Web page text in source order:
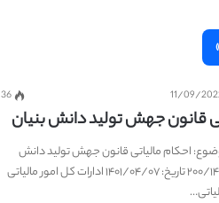
11/09/
36
قانون جهش تولید دانش بنیان
احکام مالیاتی قانون جهش تولید دانش
بنیان شماره: ۲۰۰/۱۴۰۱/۱۸ تاریخ: ۱۴۰۱/۰۴/۰۷ ادارات کل امور مالیاتی